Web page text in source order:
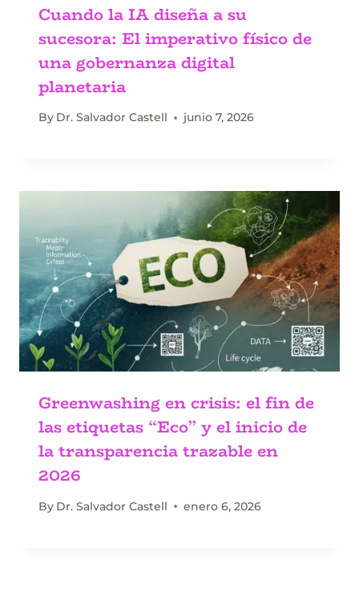
Cuando la IA diseña a su
sucesora: El imperativo físico de
una gobernanza digital
planetaria
By Dr. Salvador Castell junio 7, 2026
Greenwashing en crisis: el fin de
las etiquetas “Eco” y el inicio de
la transparencia trazable en
2026
By Dr. Salvador Castell enero 6, 2026